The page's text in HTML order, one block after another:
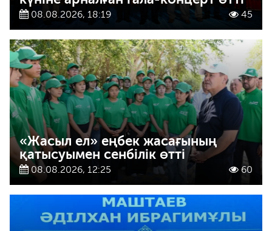
08.08.2026, 18:19 45
«Жасыл ел» еңбек жасағының
қатысуымен сенбілік өтті
08.08.2026, 12:25 60